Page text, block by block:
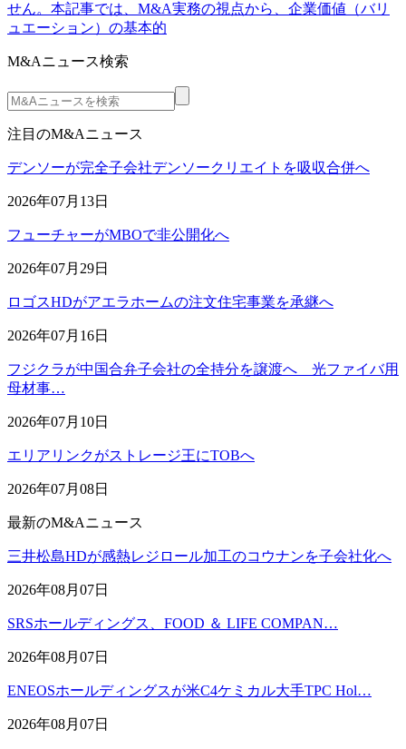
せん。本記事では、M&A実務の視点から、企業価値（バリ
ュエーション）の基本的
M&Aニュース検索
注目のM&Aニュース
デンソーが完全子会社デンソークリエイトを吸収合併へ
2026年07月13日
フューチャーがMBOで非公開化へ
2026年07月29日
ロゴスHDがアエラホームの注文住宅事業を承継へ
2026年07月16日
フジクラが中国合弁子会社の全持分を譲渡へ 光ファイバ用
母材事…
2026年07月10日
エリアリンクがストレージ王にTOBへ
2026年07月08日
最新のM&Aニュース
三井松島HDが感熱レジロール加工のコウナンを子会社化へ
2026年08月07日
SRSホールディングス、FOOD ＆ LIFE COMPAN…
2026年08月07日
ENEOSホールディングスが米C4ケミカル大手TPC Hol…
2026年08月07日